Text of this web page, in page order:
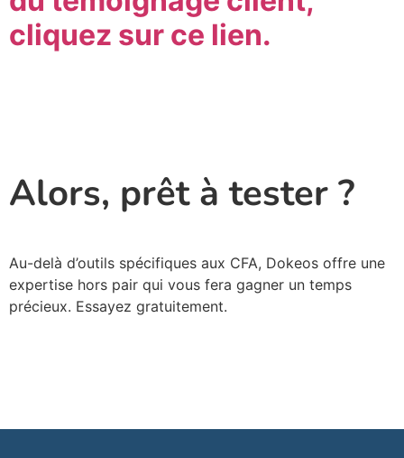
cliquez sur ce lien.
Alors, prêt à tester ?
Au-delà d’outils spécifiques aux CFA, Dokeos offre une
expertise hors pair qui vous fera gagner un temps
précieux. Essayez gratuitement.